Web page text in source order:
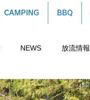
CAMPING BBQ
NEWS 放流情報